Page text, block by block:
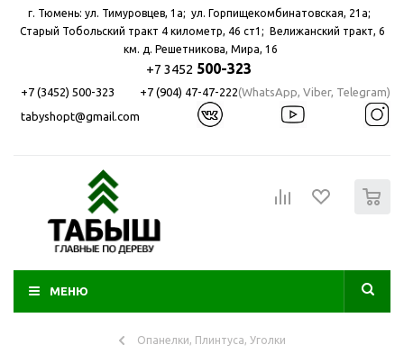
г. Тюмень: ул. Тимуровцев, 1а; ул. Горпищекомбинатовская, 21а; ​
Старый Тобольский тракт 4 километр, 46 ст1; Велижанский тракт, 6
км. д. Решетникова, Мира, 16
+7 3452 500-323
+7 (3452) 500-323 +7 (904) 47-47-222(WhatsApp, Viber, Telegram)
tabyshopt@gmail.com
МЕНЮ
Опанелки, Плинтуса, Уголки